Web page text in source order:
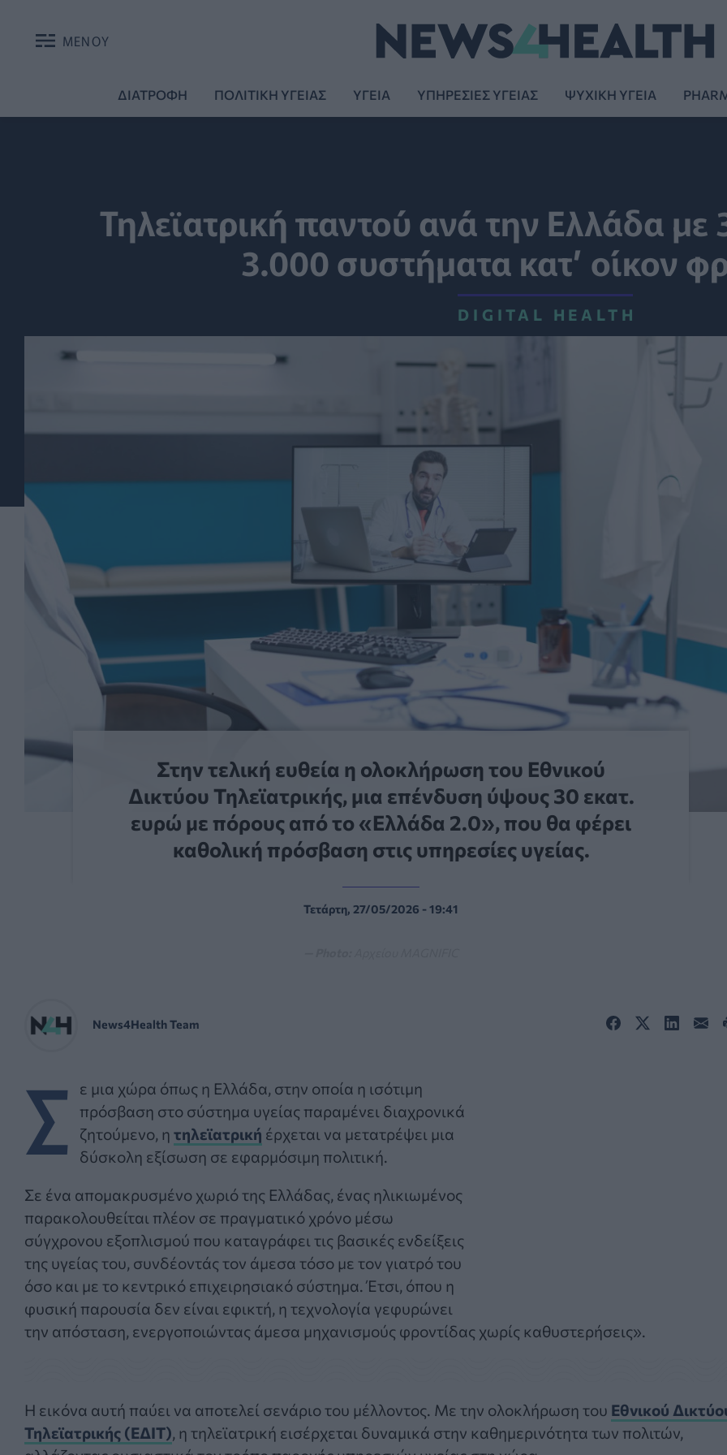
ΜΕΝΟΥ
ΔΙΑΤΡΟΦΗ ΠΟΛΙΤΙΚΗ ΥΓΕΙΑΣ ΥΓΕΙΑ ΥΠΗΡΕΣΙΕΣ ΥΓΕΙΑΣ ΨΥΧΙΚΗ ΥΓΕΙΑ
Τηλεϊατρική παντού ανά την Ελλάδα με
3.000 συστήματα κατ’ οίκον
DIGITAL HEALTH
Στην τελική ευθεία η ολοκλήρωση του Εθνικού
Δικτύου Τηλεϊατρικής, μια επένδυση ύψους 30 εκατ.
ευρώ με πόρους από το «Ελλάδα 2.0», που θα φέρει
καθολική πρόσβαση στις υπηρεσίες υγείας.
Τετάρτη, 27/05/2026 - 19:41
News4Health Team
Σ
ε μια χώρα όπως η Ελλάδα, στην οποία η ισότιμη
πρόσβαση στο σύστημα υγείας παραμένει διαχρονικά
ζητούμενο, η τηλεϊατρική έρχεται να μετατρέψει μια
δύσκολη εξίσωση σε εφαρμόσιμη πολιτική.
Σε ένα απομακρυσμένο χωριό της Ελλάδας, ένας ηλικιωμένος
παρακολουθείται πλέον σε πραγματικό χρόνο μέσω
σύγχρονου εξοπλισμού που καταγράφει τις βασικές ενδείξεις
της υγείας του, συνδέοντάς τον άμεσα τόσο με τον γιατρό του
όσο και με το κεντρικό επιχειρησιακό σύστημα. Έτσι, όπου η
φυσική παρουσία δεν είναι εφικτή, η τεχνολογία γεφυρώνει
την απόσταση, ενεργοποιώντας άμεσα μηχανισμούς φροντίδας χωρίς καθυστερήσεις».
Η εικόνα αυτή παύει να αποτελεί σενάριο του μέλλοντος. Με την ολοκλήρωση του Εθνικού
Τηλεϊατρικής (ΕΔΙΤ) , η τηλεϊατρική εισέρχεται δυναμικά στην καθημερινότητα των πολιτών,